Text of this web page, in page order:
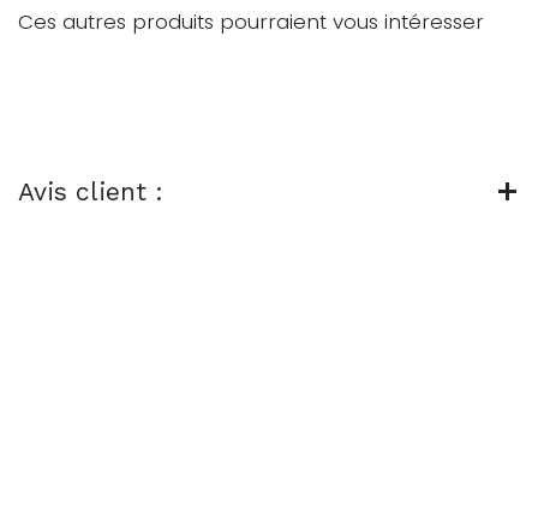
Ces autres produits pourraient vous intéresser
Avis client :